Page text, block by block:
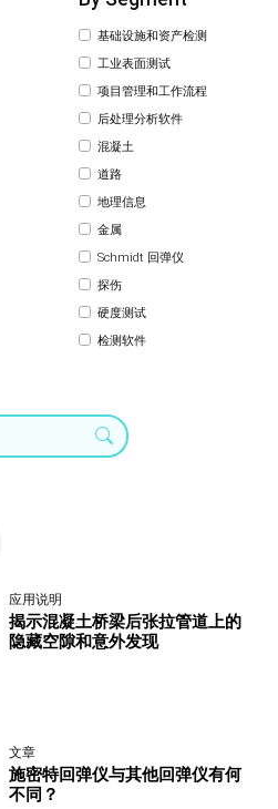
基础设施和资产检测
工业表面测试
项目管理和工作流程
后处理分析软件
混凝土
道路
地理信息
金属
Schmidt 回弹仪
探伤
硬度测试
检测软件
应用说明
揭示混凝土桥梁后张拉管道上的
隐藏空隙和意外发现
文章
施密特回弹仪与其他回弹仪有何
不同？